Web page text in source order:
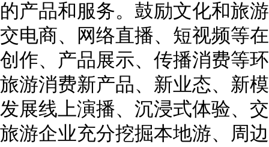
的产品和服务。鼓励文化和旅
交电商、网络直播、短视频等
创作、产品展示、传播消费等
旅游消费新产品、新业态、新
发展线上演播、沉浸式体验、
旅游企业充分挖掘本地游、周